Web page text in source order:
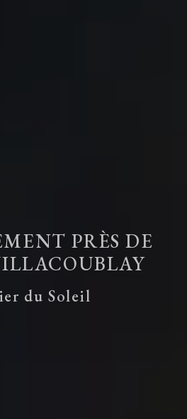
PRÈS DE
du Soleil